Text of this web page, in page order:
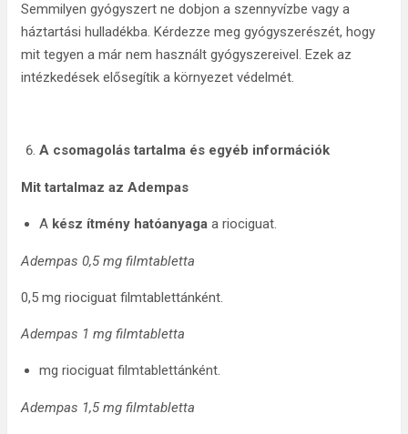
Semmilyen gyógyszert ne dobjon a szennyvízbe vagy a
háztartási hulladékba. Kérdezze meg gyógyszerészét, hogy
mit tegyen a már nem használt gyógyszereivel. Ezek az
intézkedések elősegítik a környezet védelmét.
A csomagolás tartalma és egyéb információk
Mit tartalmaz az Adempas
A kész ítmény hatóanyaga a riociguat.
Adempas 0,5 mg filmtabletta
0,5 mg riociguat filmtablettánként.
Adempas 1 mg filmtabletta
mg riociguat filmtablettánként.
Adempas 1,5 mg filmtabletta